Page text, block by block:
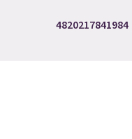
4820217841984